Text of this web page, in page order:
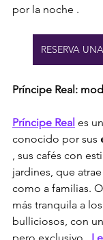
por la noche .
RESERVA
Príncipe Real:
Príncipe Real es
conocido por sus
, sus cafés con
jardines, que
como a familias.
más tranquila a
bulliciosos, con